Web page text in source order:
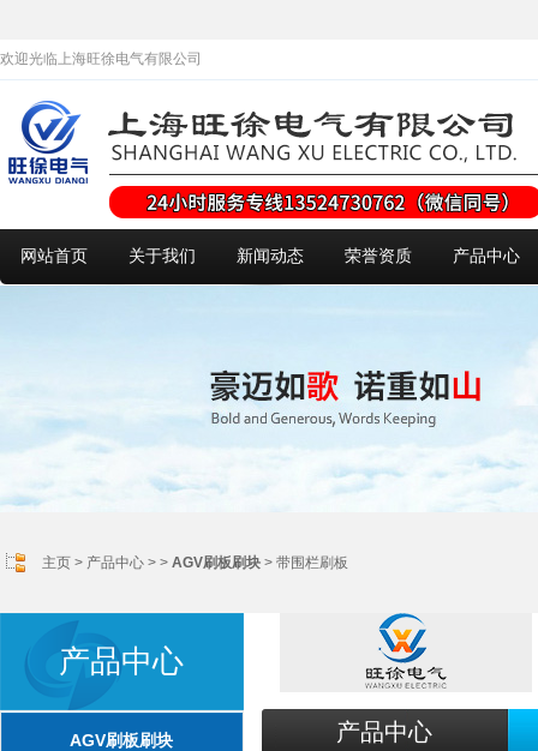
欢迎光临上海旺徐电气有限公司
网站首页 关于我们 新闻动态 荣誉资质 产品中心
主页 > 产品中心 > > AGV刷板刷块 > 带围栏刷板
产品中心
AGV刷板刷块 产品中心